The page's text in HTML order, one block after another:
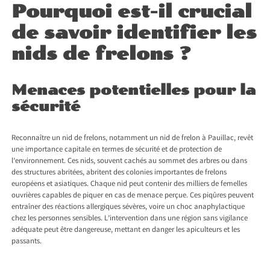
Pourquoi est-il crucial
de savoir identifier les
nids de frelons ?
Menaces potentielles pour la
sécurité
Reconnaître un nid de frelons, notamment un nid de frelon à Pauillac, revêt
une importance capitale en termes de sécurité et de protection de
l’environnement. Ces nids, souvent cachés au sommet des arbres ou dans
des structures abritées, abritent des colonies importantes de frelons
européens et asiatiques. Chaque nid peut contenir des milliers de femelles
ouvrières capables de piquer en cas de menace perçue. Ces piqûres peuvent
entraîner des réactions allergiques sévères, voire un choc anaphylactique
chez les personnes sensibles. L’intervention dans une région sans vigilance
adéquate peut être dangereuse, mettant en danger les apiculteurs et les
passants.